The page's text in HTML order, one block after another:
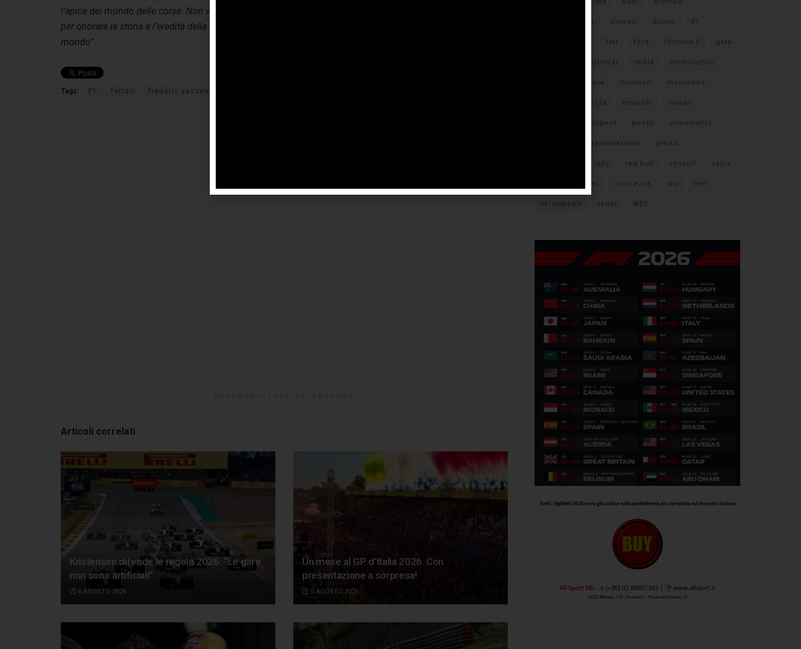
l’apice del mondo delle corse. Non vedo l’ora di lavorare con il team talentuoso e appassionato di Maranello,
per onorare la storia e l’eredità della Scuderia e per conseguire dei risultati per i nostri tifosi in tutto il
mondo”.
Tags: F1 ferrari frederic vasseur
Articoli correlati
Kristensen difende le regole 2026: “Le gare
non sono artificiali”
6 AGOSTO 2026
Un mese al GP d’Italia 2026. Con
presentazione a sorpresa!
5 AGOSTO 2026
anteprima audi brembo
caratteristiche citroen ducati F1
fiat ford formula E gara
hyundai imola lamborghini
libere mclaren mercedes
monza motoGP nissan
peugeot pirelli pneumatici
presentazione prezzi
rally red bull renault sainz
sebastian vettel sicurezza sky test
verstappen vettel WEC